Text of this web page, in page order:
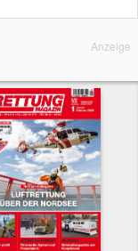
Anzeige